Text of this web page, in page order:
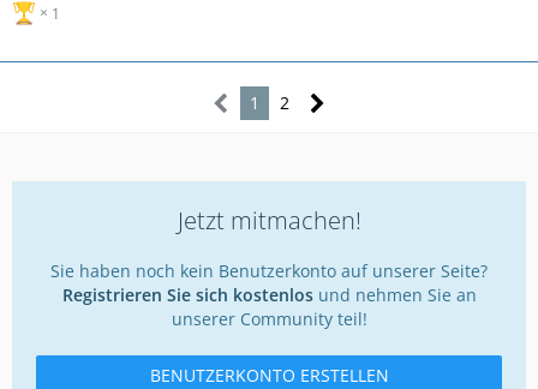
1
1 2
Jetzt mitmachen!
Sie haben noch kein Benutzerkonto auf unserer Seite?
Registrieren Sie sich kostenlosund nehmen Sie an
unserer Community teil!
BENUTZERKONTO ERSTELLEN